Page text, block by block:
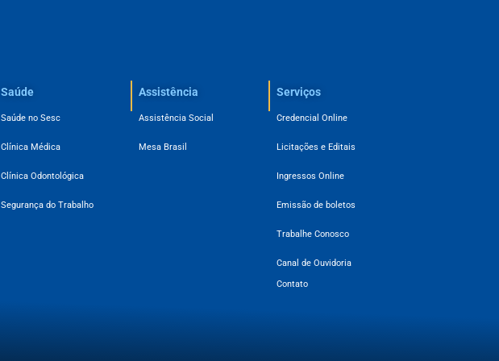
Saúde
Saúde no Sesc
Clínica Médica
Clínica Odontológica
Segurança do Trabalho
Assistência
Assistência Social
Mesa Brasil
Serviços
Credencial Online
Licitações e Editais
Ingressos Online
Emissão de boletos
Trabalhe Conosco
Canal de Ouvidoria
Contato